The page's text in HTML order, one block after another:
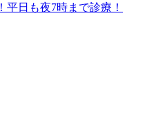
日も夜7時まで診療！